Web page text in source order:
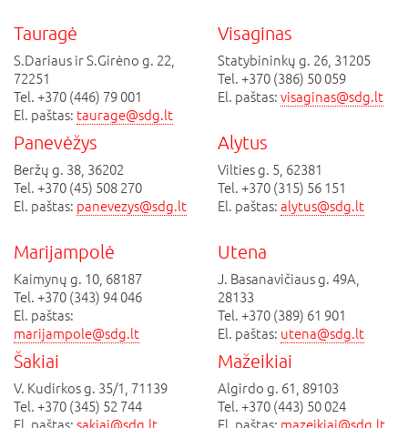
Tauragė
S.Dariaus ir S.Girėno g. 22,
72251
Tel. +370 (446) 79 001
El. paštas: taurage@sdg.lt
Visaginas
Statybininkų g. 26, 31205
Tel. +370 (386) 50 059
El. paštas:visaginas@sdg.lt
Panevėžys
Beržų g. 38, 36202
Tel. +370 (45) 508 270
El. paštas: panevezys@sdg.lt
Alytus
Vilties g. 5, 62381
Tel. +370 (315) 56 151
El. paštas:alytus@sdg.lt
Marijampolė
Kaimynų g. 10, 68187
Tel. +370 (343) 94 046
El. paštas:
marijampole@sdg.lt
Utena
J. Basanavičiaus g. 49A,
28133
Tel. +370 (389) 61 901
El. paštas: utena@sdg.lt
Šakiai
V. Kudirkos g. 35/1, 71139
Tel. +370 (345) 52 744
El. paštas:sakiai@sdg.lt
Mažeikiai
Algirdo g. 61, 89103
Tel. +370 (443) 50 024
El. paštas: mazeikiai@sdg.lt